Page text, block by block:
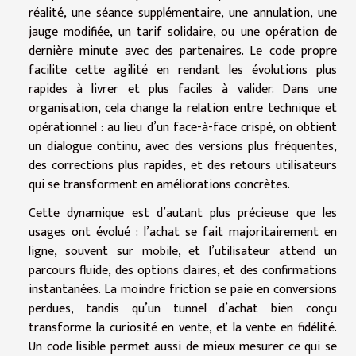
réalité, une séance supplémentaire, une annulation, une
jauge modifiée, un tarif solidaire, ou une opération de
dernière minute avec des partenaires. Le code propre
facilite cette agilité en rendant les évolutions plus
rapides à livrer et plus faciles à valider. Dans une
organisation, cela change la relation entre technique et
opérationnel : au lieu d’un face-à-face crispé, on obtient
un dialogue continu, avec des versions plus fréquentes,
des corrections plus rapides, et des retours utilisateurs
qui se transforment en améliorations concrètes.
Cette dynamique est d’autant plus précieuse que les
usages ont évolué : l’achat se fait majoritairement en
ligne, souvent sur mobile, et l’utilisateur attend un
parcours fluide, des options claires, et des confirmations
instantanées. La moindre friction se paie en conversions
perdues, tandis qu’un tunnel d’achat bien conçu
transforme la curiosité en vente, et la vente en fidélité.
Un code lisible permet aussi de mieux mesurer ce qui se